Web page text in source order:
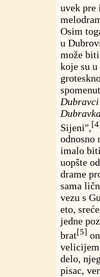
uvek pre
Osim
u
može
koje su
Dubravci
Sijeni",
odnosno
imalo
uopšte
drame
sama
vezu s
eto,
jedne
brat[5]
velicijem
delo,
pisac,